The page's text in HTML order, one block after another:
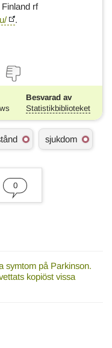
rf
.
Besvarad av
Statistikbiblioteket
sjukdom
0
symtom på Parkinson.
kopiöst vissa